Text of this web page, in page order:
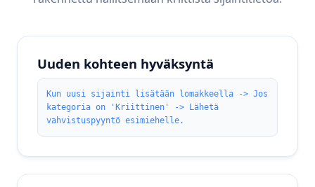
Uuden kohteen hyväksyntä
Kun uusi sijainti lisätään lomakkeella -> Jos
kategoria on 'Kriittinen' -> Lähetä
vahvistuspyyntö esimiehelle.